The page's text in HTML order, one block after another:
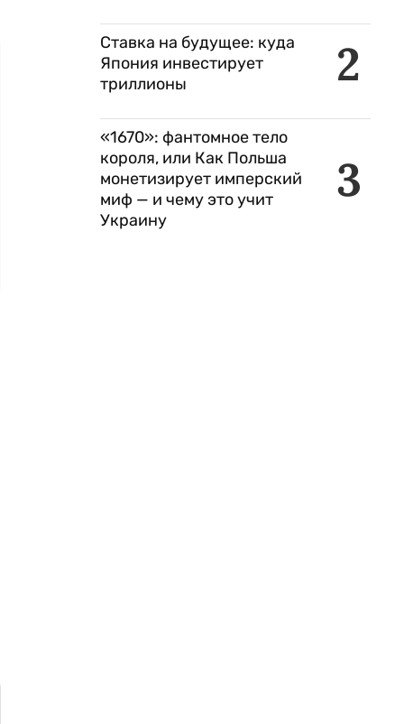
2
Ставка на будущее: куда
Япония инвестирует
триллионы
3
«1670»: фантомное тело
короля, или Как Польша
монетизирует имперский
миф — и чему это учит
Украину